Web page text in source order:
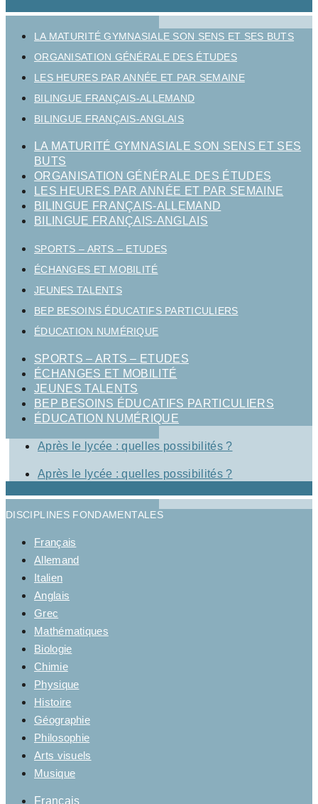
LA MATURITÉ GYMNASIALE SON SENS ET SES BUTS
ORGANISATION GÉNÉRALE DES ÉTUDES
LES HEURES PAR ANNÉE ET PAR SEMAINE
BILINGUE FRANÇAIS-ALLEMAND
BILINGUE FRANÇAIS-ANGLAIS
LA MATURITÉ GYMNASIALE SON SENS ET SES
BUTS
ORGANISATION GÉNÉRALE DES ÉTUDES
LES HEURES PAR ANNÉE ET PAR SEMAINE
BILINGUE FRANÇAIS-ALLEMAND
BILINGUE FRANÇAIS-ANGLAIS
SPORTS – ARTS – ETUDES
ÉCHANGES ET MOBILITÉ
JEUNES TALENTS
BEP BESOINS ÉDUCATIFS PARTICULIERS
ÉDUCATION NUMÉRIQUE
SPORTS – ARTS – ETUDES
ÉCHANGES ET MOBILITÉ
JEUNES TALENTS
BEP BESOINS ÉDUCATIFS PARTICULIERS
ÉDUCATION NUMÉRIQUE
Après le lycée : quelles possibilités ?
Après le lycée : quelles possibilités ?
DISCIPLINES FONDAMENTALES
Français
Allemand
Italien
Anglais
Grec
Mathématiques
Biologie
Chimie
Physique
Histoire
Géographie
Philosophie
Arts visuels
Musique
Français